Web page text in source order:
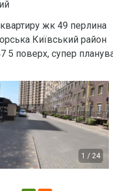
жк 49 перлина
Київський район
5 поверх, супер
1 / 24